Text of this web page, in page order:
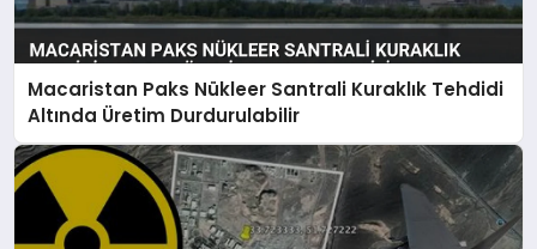
Macaristan Paks Nükleer Santrali Kuraklık Tehdidi
Altında Üretim Durdurulabilir